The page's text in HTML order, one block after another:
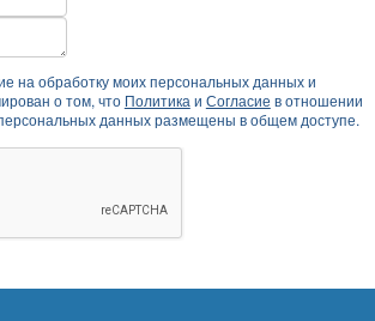
на обработку моих персональных данных и
о том, что Политика и Согласие в отношении
данных размещены в общем доступе.